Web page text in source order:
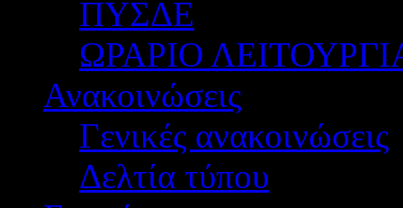
ΠΥΣΔΕ
ΩΡΑΡΙΟ
Ανακοινώσεις
Γενικές ανακοινώσεις
Δελτία τύπου